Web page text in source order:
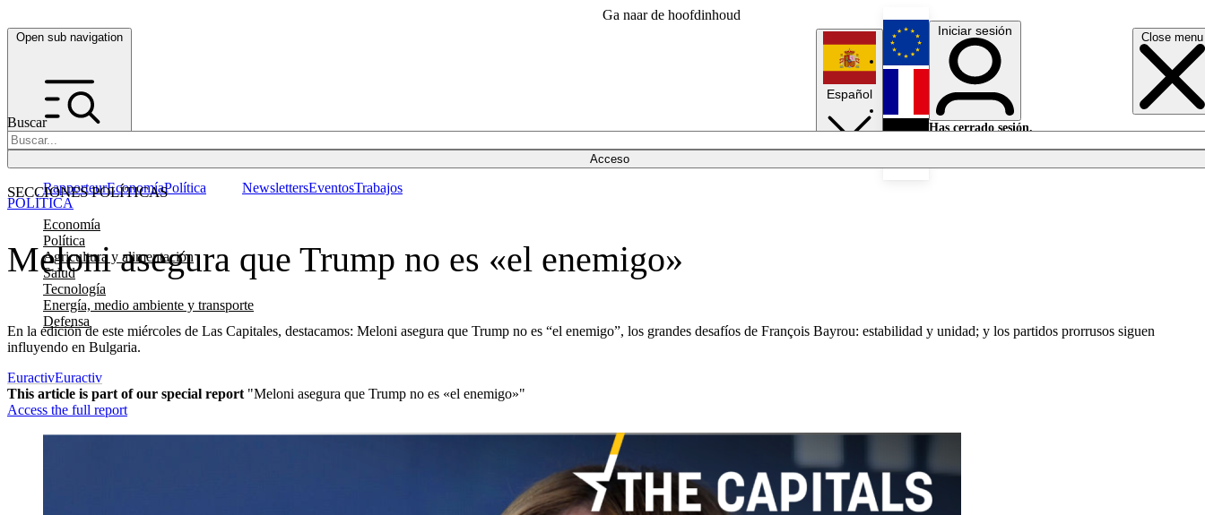
Ga naar de hoofdinhoud
Open sub navigation Close menu
Buscar
Acceso
SECCIONES POLÍTICAS
Economía
Política
Agricultura y alimentación
Salud
Tecnología
Energía, medio ambiente y transporte
Defensa
RapporteurEconomíaPolítica NewslettersEventosTrabajos
Español
English
Français
Iniciar sesión
Has cerrado sesión.
Meloni asegura que Trump no es «el enemigo»
En la edición de este miércoles de Las Capitales, destacamos: Meloni asegura que Trump no es “el enemigo”, los grandes desafíos de François Bayrou: estabilidad y unidad; y los partidos prorrusos siguen
influyendo en Bulgaria.
POLÍTICA
EuractivEuractiv
This article is part of our special report "Meloni asegura que Trump no es «el enemigo»"
Access the full report